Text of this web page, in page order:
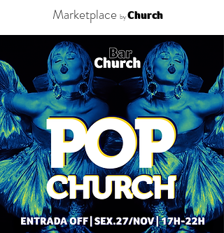
Marketplace byChurch